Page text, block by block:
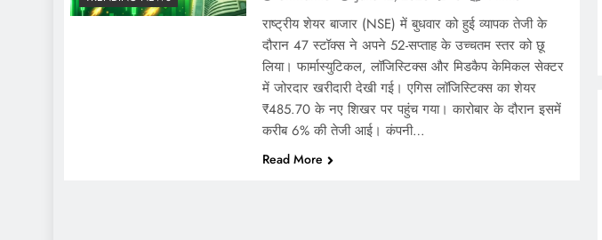
राष्ट्रीय शेयर बाजार (NSE) में बुधवार को हुई व्यापक तेजी के
दौरान 47 स्टॉक्स ने अपने 52-सप्ताह के उच्चतम स्तर को छू
लिया। फार्मास्युटिकल, लॉजिस्टिक्स और मिडकैप केमिकल सेक्टर
में जोरदार खरीदारी देखी गई। एगिस लॉजिस्टिक्स का शेयर
₹485.70 के नए शिखर पर पहुंच गया। कारोबार के दौरान इसमें
करीब 6% की तेजी आई। कंपनी…
Read More